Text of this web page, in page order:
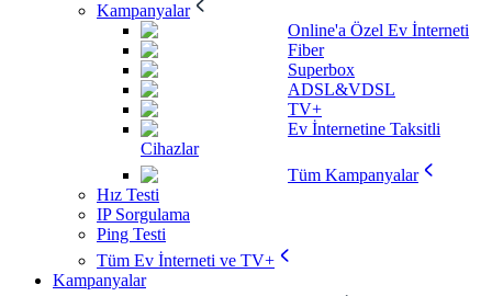
Kampanyalar
Online'a Özel Ev İnterneti
Fiber
Superbox
ADSL&VDSL
TV+
Ev İnternetine Taksitli
Cihazlar
Tüm Kampanyalar
Hız Testi
IP Sorgulama
Ping Testi
Tüm Ev İnterneti ve TV+
Kampanyalar